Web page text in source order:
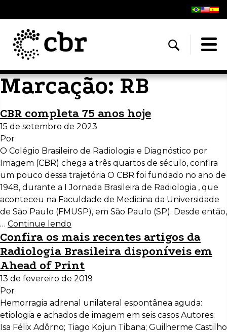
Marcação:RB
CBR completa 75 anos hoje
15 de setembro de 2023
Por
O Colégio Brasileiro de Radiologia e Diagnóstico por
Imagem (CBR) chega a três quartos de século, confira
um pouco dessa trajetória O CBR foi fundado no ano de
1948, durante a I Jornada Brasileira de Radiologia , que
aconteceu na Faculdade de Medicina da Universidade
de São Paulo (FMUSP), em São Paulo (SP). Desde então,
… Continue lendo
Confira os mais recentes artigos da
Radiologia Brasileira disponíveis em
Ahead of Print
13 de fevereiro de 2019
Por
Hemorragia adrenal unilateral espontânea aguda:
etiologia e achados de imagem em seis casos Autores:
Isa Félix Adôrno; Tiago Kojun Tibana; Guilherme Castilho